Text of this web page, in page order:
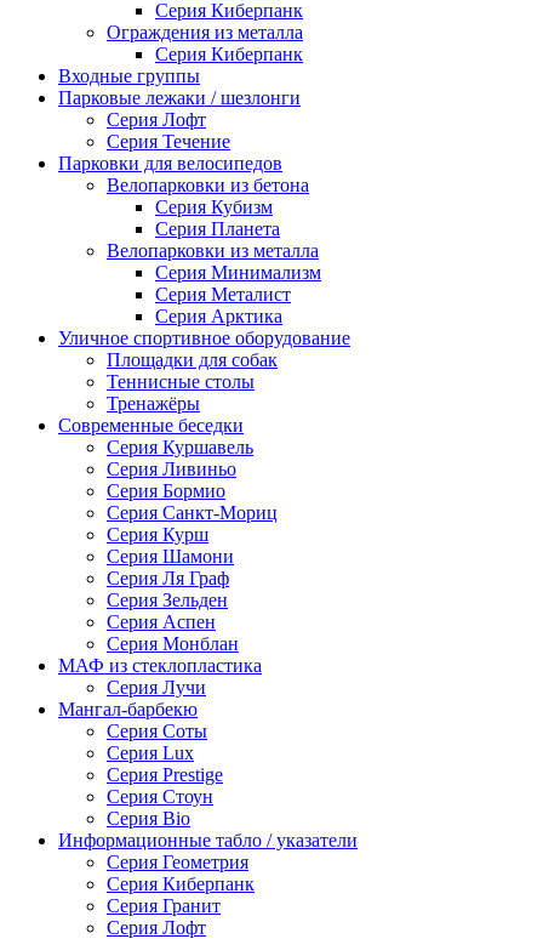
Серия Киберпанк
Ограждения из металла
Серия Киберпанк
Входные группы
Парковые лежаки / шезлонги
Серия Лофт
Серия Течение
Парковки для велосипедов
Велопарковки из бетона
Серия Кубизм
Серия Планета
Велопарковки из металла
Серия Минимализм
Серия Металист
Серия Арктика
Уличное спортивное оборудование
Площадки для собак
Теннисные столы
Тренажёры
Современные беседки
Серия Куршавель
Серия Ливиньо
Серия Бормио
Серия Санкт-Мориц
Серия Курш
Серия Шамони
Серия Ля Граф
Серия Зельден
Серия Аспен
Серия Монблан
МАФ из стеклопластика
Серия Лучи
Мангал-барбекю
Серия Соты
Серия Lux
Серия Prestige
Серия Стоун
Серия Bio
Информационные табло / указатели
Серия Геометрия
Серия Киберпанк
Серия Гранит
Серия Лофт